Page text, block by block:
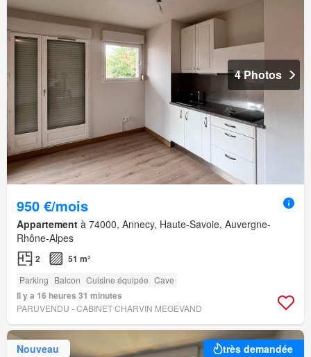
4 Photos
950 €/mois
Appartement à 74000, Annecy, Haute-Savoie, Auvergne-
Rhône-Alpes
2 51 m²
Parking Balcon Cuisine équipée Cave
Il y a 16 heures 31 minutes
PARUVENDU - CABINET CHARVIN MEGEVAND
Nouveau très demandée